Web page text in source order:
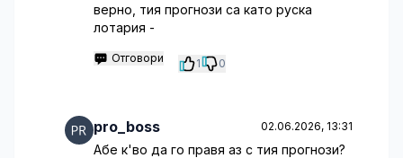
верно, тия прогнози са като руска
лотария -
Отговори 1 0
pro_boss 02.06.2026, 13:31
Абе к'во да го правя аз с тия прогнози?